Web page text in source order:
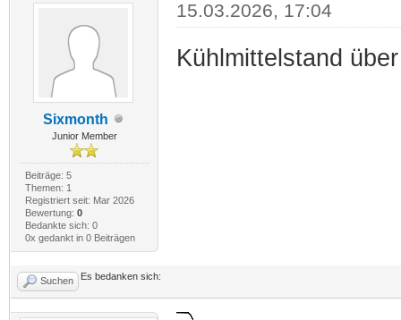
Sixmonth
Junior Member
Beiträge: 5
Themen: 1
Registriert seit: Mar 2026
Bewertung: 0
Bedankte sich: 0
0x gedankt in 0 Beiträgen
15.03.2026, 17:04
Kühlmittelstand
Suchen Es bedanken sich: